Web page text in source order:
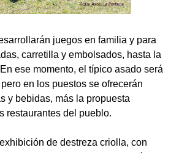
juegos en familia y para
carretilla y embolsados, hasta la
ese momento, el típico asado será
en los puestos se ofrecerán
y bebidas, más la propuesta
restaurantes del pueblo.
de destreza criolla, con